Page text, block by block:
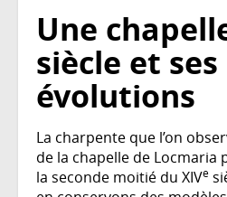
Une
siècle et ses
évolutions
La charpente que l’on
de la chapelle de
la seconde moitié du XIVe